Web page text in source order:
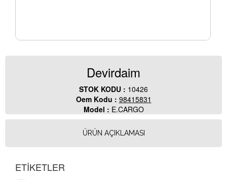
Devirdaim
STOK KODU : 10426
Oem Kodu : 98415831
Model : E.CARGO
ÜRÜN AÇIKLAMASI
ETİKETLER